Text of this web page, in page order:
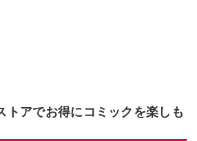
トアでお得にコミックを楽しも